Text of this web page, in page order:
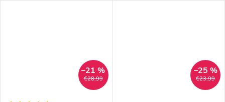
€28,99
–21 %
€23,99
–25 %